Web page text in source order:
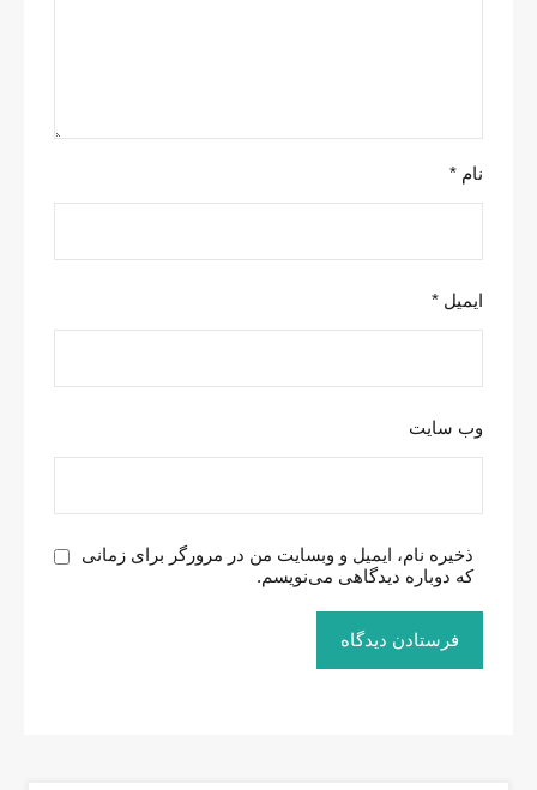
نام *
ایمیل *
وب‌ سایت
ذخیره نام، ایمیل و وبسایت من در مرورگر برای زمانی
که دوباره دیدگاهی می‌نویسم.